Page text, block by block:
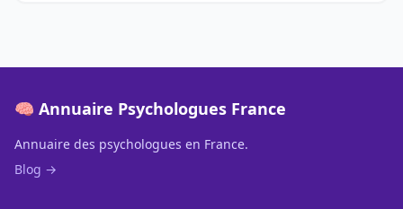
🧠 Annuaire Psychologues France
Annuaire des psychologues en France.
Blog →